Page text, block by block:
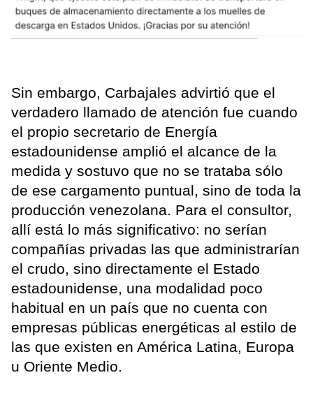
Sin embargo, Carbajales advirtió que el
verdadero llamado de atención fue cuando
el propio secretario de Energía
estadounidense amplió el alcance de la
medida y sostuvo que no se trataba sólo
de ese cargamento puntual, sino de toda la
producción venezolana. Para el consultor,
allí está lo más significativo: no serían
compañías privadas las que administrarían
el crudo, sino directamente el Estado
estadounidense, una modalidad poco
habitual en un país que no cuenta con
empresas públicas energéticas al estilo de
las que existen en América Latina, Europa
u Oriente Medio.